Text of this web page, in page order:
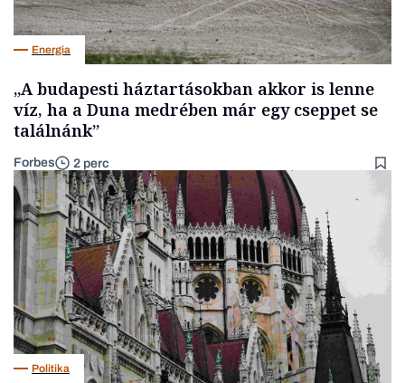
Energia
„A budapesti háztartásokban akkor is lenne
víz, ha a Duna medrében már egy cseppet se
találnánk”
Forbes 2 perc
Politika